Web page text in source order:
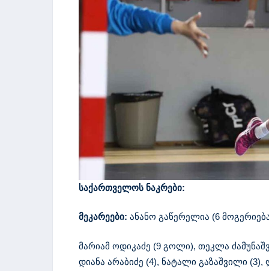
საქართველოს ნაკრები:
მეკარეები: ანანო გაწერელია (6
მარიამ ოდიკაძე (9 გოლი), თეკლა
დიანა არაბიძე (4), ნატალი გაზაშვილი